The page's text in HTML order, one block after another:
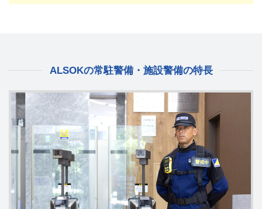
ALSOKの常駐警備・施設警備の特長